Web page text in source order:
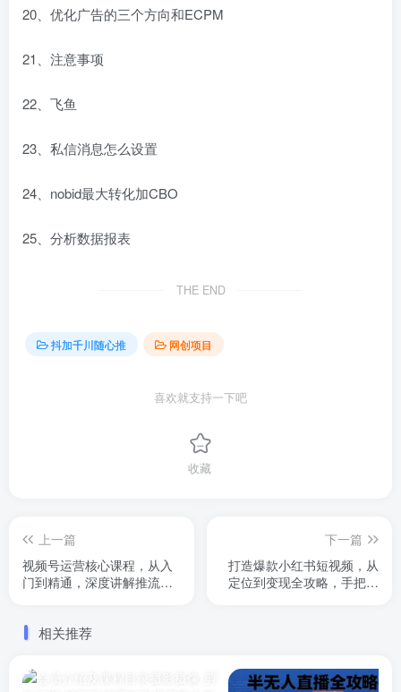
20、优化广告的三个方向和ECPM
21、注意事项
22、飞鱼
23、私信消息怎么设置
24、nobid最大转化加CBO
25、分析数据报表
THE END
抖加千川随心推 网创项目
喜欢就支持一下吧
收藏
上一篇
视频号运营核心课程，从入
门到精通，深度讲解推流算
下一篇
打造爆款小红书短视频，从
定位到变现全攻略，手把手
相关推荐